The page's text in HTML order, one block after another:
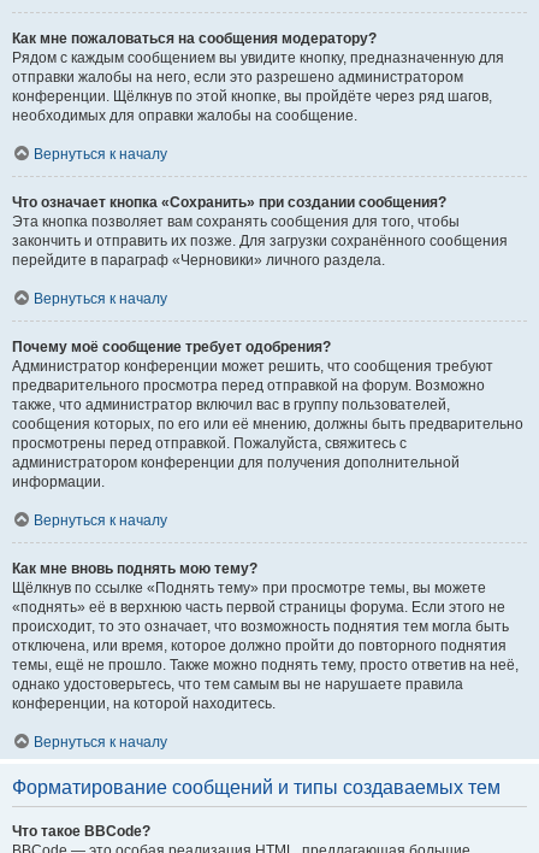
Как мне пожаловаться на сообщения модератору?
Рядом с каждым сообщением вы увидите кнопку, предназначенную для
отправки жалобы на него, если это разрешено администратором
конференции. Щёлкнув по этой кнопке, вы пройдёте через ряд шагов,
необходимых для оправки жалобы на сообщение.
Вернуться к началу
Что означает кнопка «Сохранить» при создании сообщения?
Эта кнопка позволяет вам сохранять сообщения для того, чтобы
закончить и отправить их позже. Для загрузки сохранённого сообщения
перейдите в параграф «Черновики» личного раздела.
Вернуться к началу
Почему моё сообщение требует одобрения?
Администратор конференции может решить, что сообщения требуют
предварительного просмотра перед отправкой на форум. Возможно
также, что администратор включил вас в группу пользователей,
сообщения которых, по его или её мнению, должны быть предварительно
просмотрены перед отправкой. Пожалуйста, свяжитесь с
администратором конференции для получения дополнительной
информации.
Вернуться к началу
Как мне вновь поднять мою тему?
Щёлкнув по ссылке «Поднять тему» при просмотре темы, вы можете
«поднять» её в верхнюю часть первой страницы форума. Если этого не
происходит, то это означает, что возможность поднятия тем могла быть
отключена, или время, которое должно пройти до повторного поднятия
темы, ещё не прошло. Также можно поднять тему, просто ответив на неё,
однако удостоверьтесь, что тем самым вы не нарушаете правила
конференции, на которой находитесь.
Вернуться к началу
Форматирование сообщений и типы создаваемых тем
Что такое BBCode?